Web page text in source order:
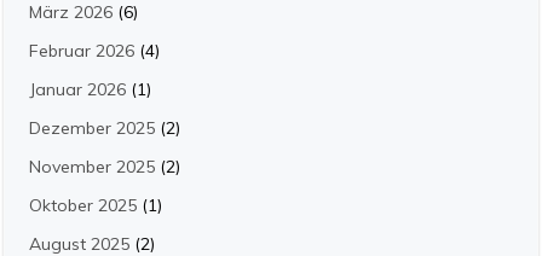
März 2026 (6)
Februar 2026 (4)
Januar 2026 (1)
Dezember 2025 (2)
November 2025 (2)
Oktober 2025 (1)
August 2025 (2)